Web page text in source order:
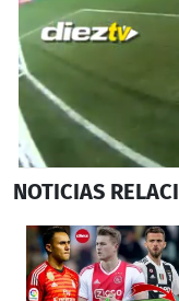
seconds
46
seconds
NOTICIAS